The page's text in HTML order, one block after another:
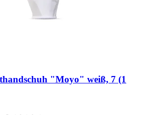
"Moyo" weiß, 7 (1